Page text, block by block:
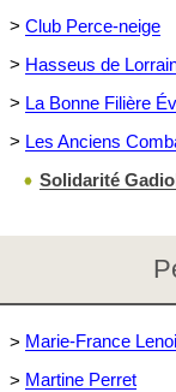
> Club Perce-neige
> Hasseus de
> La Bonne Filière
> Les Anciens
Solidarité
> Marie-France
> Martine Perret